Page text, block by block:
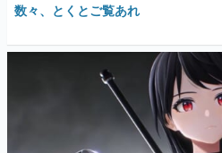
数々、とくとご覧あれ